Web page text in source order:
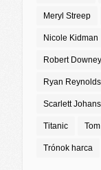
Meryl Streep
Nicole Kidman
Robert
Ryan Reynolds
Scarlett
Titanic
Trónok harca